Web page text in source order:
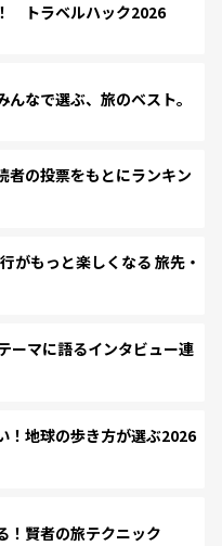
トラベルハック2026
なで選ぶ、旅のベスト。
の投票をもとにランキン
もっと楽しくなる 旅先・
ーマに語るインタビュー連
！地球の歩き方が選ぶ2026
！賢者の旅テクニック